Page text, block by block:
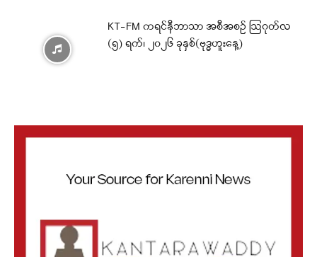
KT-FM ကရင်နီဘာသာ အစီအစဉ် ဩဂုတ်လ
(၅) ရက်၊ ၂၀၂၆ ခုနှစ်(ဗုဒ္ဓဟူးနေ့)